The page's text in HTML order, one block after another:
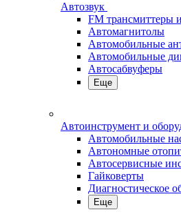
Автозвук
FM трансмиттеры
Автомагнитолы
Автомобильные
Автомобильные
Автосабвуферы
Еще
Автоинструмент и
Автомобильные
Автономные
Автосервисные
Гайковерты
Диагностическое
Еще